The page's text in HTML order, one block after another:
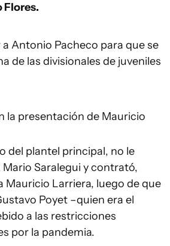
Flores.
Antonio Pacheco para que se
de las divisionales de juveniles
la presentación de Mauricio
del plantel principal, no le
Saralegui y contrató,
Mauricio Larriera, luego de que
Poyet –quien era el
a las restricciones
por la pandemia.